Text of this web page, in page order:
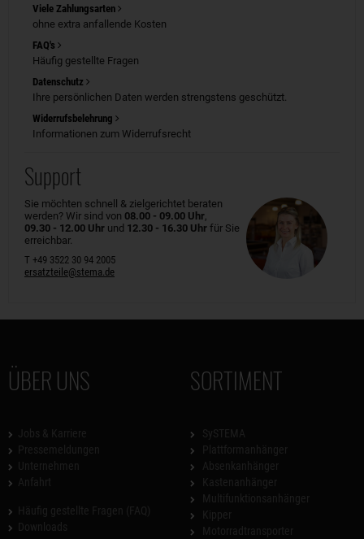
Viele Zahlungsarten
ohne extra anfallende Kosten
FAQ's
Häufig gestellte Fragen
Datenschutz
Ihre persönlichen Daten werden strengstens geschützt.
Widerrufsbelehrung
Informationen zum Widerrufsrecht
Support
Sie möchten schnell & zielgerichtet beraten
werden? Wir sind von 08.00 - 09.00 Uhr,
09.30 - 12.00 Uhr und 12.30 - 16.30 Uhr für Sie
erreichbar.
T +49 3522 30 94 2005
ersatzteile@stema.de
ÜBER UNS SORTIMENT